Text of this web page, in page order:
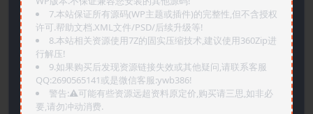
7.本站保证所有源码(WP主题或插件)的完整性,但不含授权
许可.帮助文档.XML文件/PSD/后续升级等!
8.本站相关资源使用7Z的固实压缩技术,建议使用360Zip进
行解压!
9.如果购买后发现资源链接失效或其他疑问,请联系客服
QQ:2690565141或是微信客服:ywb386!
警告:⚠️可能有些资源远超资料原定价,购买请三思,如非必
要,请勿冲动消费.